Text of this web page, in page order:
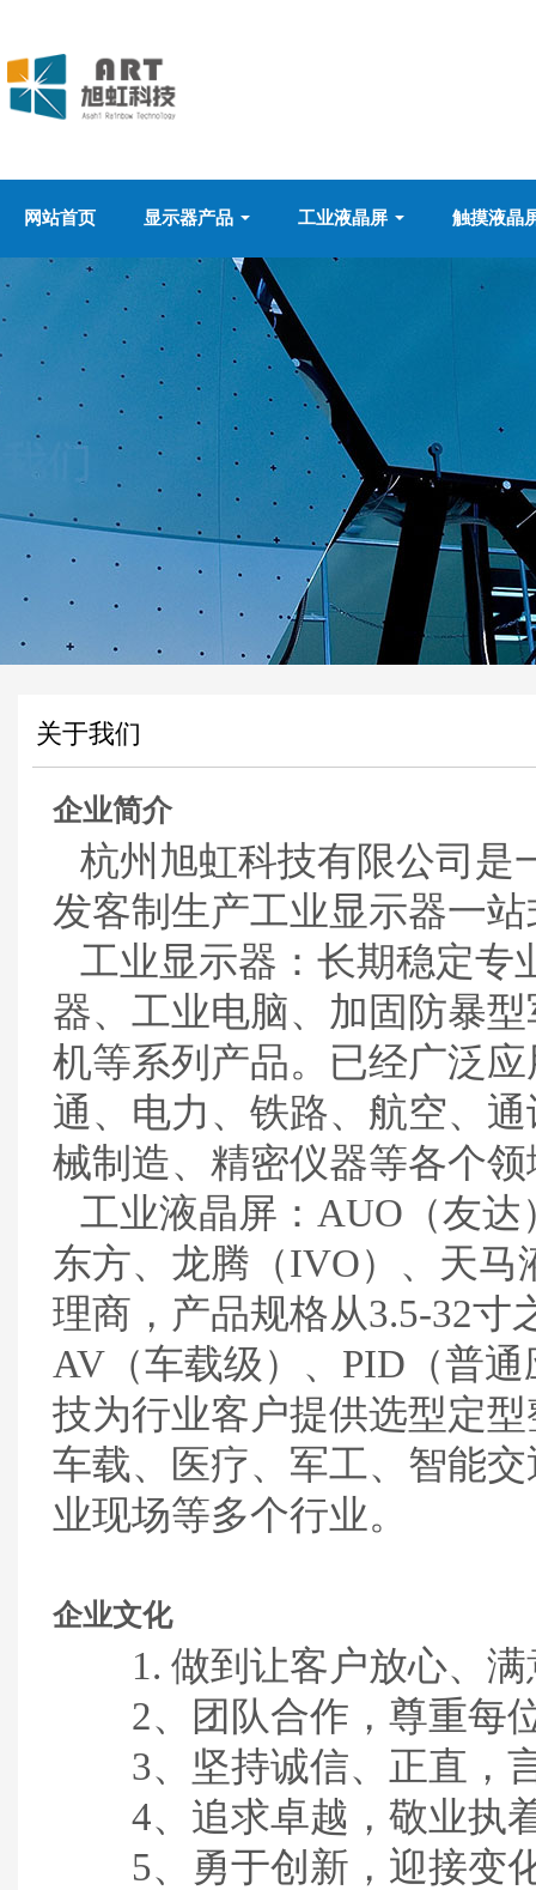
网站首页 显示器产品 工业液晶屏 触摸液晶
关于我们
企业简介
杭州旭虹科技有限公司是
发客制生产工业显示器一
工业显示器：长期稳定专
器、工业电脑、 加固防暴
机等系列产品。已经广泛
通、电力、铁路、航空、
械制造、精密仪器等各个领
工业液晶屏： AUO （友
东方、龙腾（IVO）、天马
理商，产品规格从3.5-32寸
AV （车载级）、 PID （普
技为行业客户提供选型定
车载、医疗、军工、智能
业现场等多个行业。
企业文化
1.做到让客户放心、满
2、团队合作，尊重每
3、坚持诚信、正直，
4、追求卓越，敬业执
5、勇于创新，迎接变